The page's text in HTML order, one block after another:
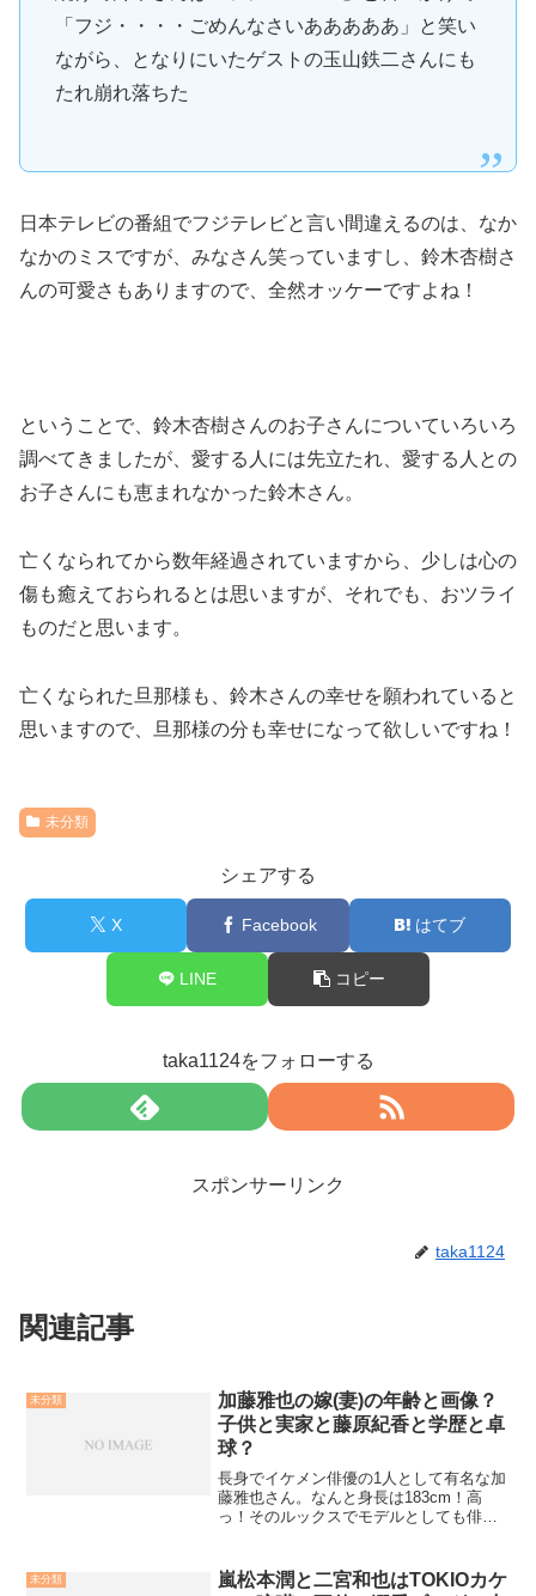
「フジ・・・・ごめんなさいあああああ」と笑い
ながら、となりにいたゲストの玉山鉄二さんにも
たれ崩れ落ちた
日本テレビの番組でフジテレビと言い間違えるのは、なか
なかのミスですが、みなさん笑っていますし、鈴木杏樹さ
んの可愛さもありますので、全然オッケーですよね！
ということで、鈴木杏樹さんのお子さんについていろいろ
調べてきましたが、愛する人には先立たれ、愛する人との
お子さんにも恵まれなかった鈴木さん。
亡くなられてから数年経過されていますから、 少しは心の
傷も癒えておられるとは思いますが、 それでも、おツライ
ものだと思います。
亡くなられた旦那様も、鈴木さんの幸せを願われていると
思いますので、
旦那様の分も幸せになって欲しいですね！
未分類
シェアする
X Facebook はてブ
LINE コピー
taka1124をフォローする
スポンサーリンク
taka1124
関連記事
未分類
加藤雅也の嫁(妻)の年齢と画像？
子供と実家と藤原紀香と学歴と卓
球？
長身でイケメン俳優の1人として有名な加
藤雅也さん。なんと身長は183cm！高
っ！そのルックスでモデルとしても俳優
ね。また、子供さんについてや、元カノ
未分類
嵐松本潤と二宮和也はTOKIOカケ